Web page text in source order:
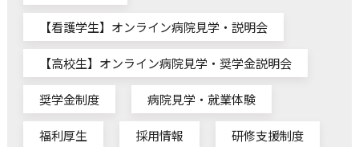
【看護学生】オンライン病院見学・説明会
【高校生】オンライン病院見学・奨学金説明会
奨学金制度 病院見学・就業体験
福利厚生 採用情報 研修支援制度